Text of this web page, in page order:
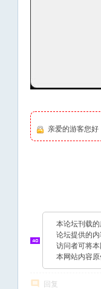
亲爱的游客您
本论坛刊载
论坛提供的
访问者可将
本网站内容
回复